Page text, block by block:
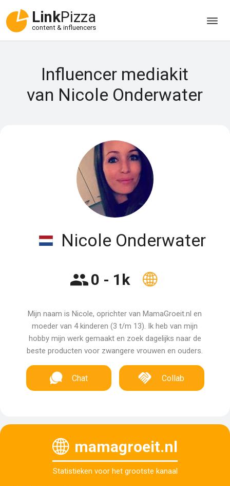
LinkPizza
content & influencers
Influencer mediakit
van Nicole Onderwater
Nicole Onderwater
0 - 1k
Mijn naam is Nicole, oprichter van MamaGroeit.nl en
moeder van 4 kinderen (3 t/m 13). Ik heb van mijn
hobby mijn werk gemaakt en zoek dagelijks naar de
beste producten voor zwangere vrouwen en ouders.
Chat Collab
mamagroeit.nl
Statistieken voor het grootste kanaal